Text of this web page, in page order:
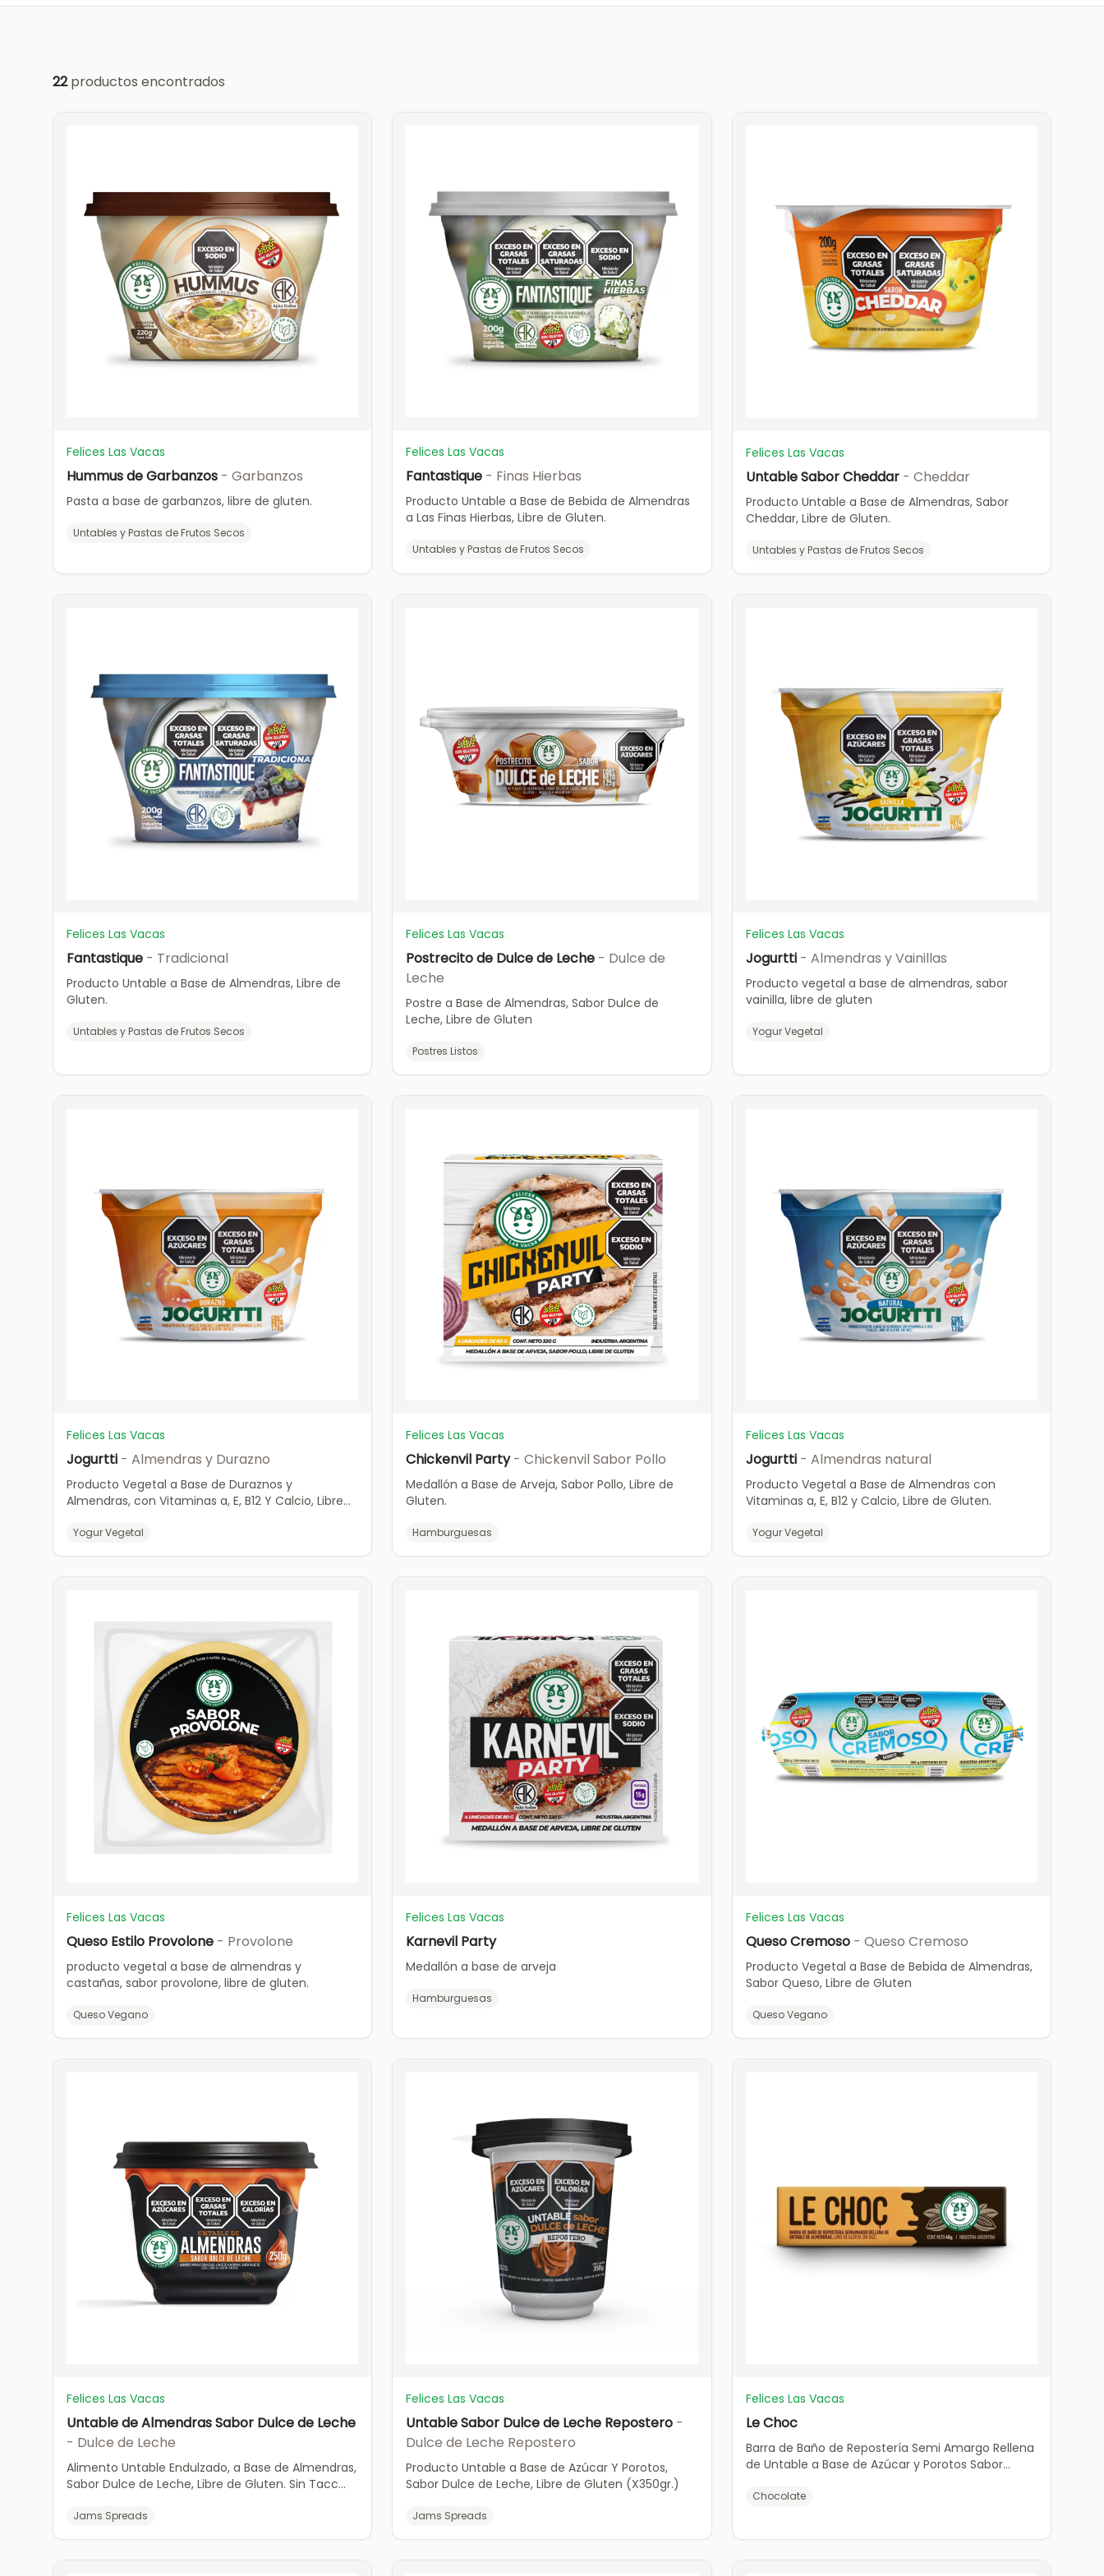
22productos encontrados
Felices Las Vacas
Hummus de Garbanzos - Garbanzos
Pasta a base de garbanzos, libre de gluten.
Untables y Pastas de Frutos Secos
Felices Las Vacas
Fantastique - Finas Hierbas
Producto Untable a Base de Bebida de Almendras
a Las Finas Hierbas, Libre de Gluten.
Untables y Pastas de Frutos Secos
Felices Las Vacas
Untable Sabor Cheddar - Cheddar
Producto Untable a Base de Almendras, Sabor
Cheddar, Libre de Gluten.
Untables y Pastas de Frutos Secos
Felices Las Vacas
Fantastique - Tradicional
Producto Untable a Base de Almendras, Libre de
Gluten.
Untables y Pastas de Frutos Secos
Felices Las Vacas
Postrecito de Dulce de Leche - Dulce de
Leche
Postre a Base de Almendras, Sabor Dulce de
Leche, Libre de Gluten
Postres Listos
Felices Las Vacas
Jogurtti - Almendras y Vainillas
Producto vegetal a base de almendras, sabor
vainilla, libre de gluten
Yogur Vegetal
Felices Las Vacas
Jogurtti - Almendras y Durazno
Producto Vegetal a Base de Duraznos y
Almendras, con Vitaminas a, E, B12 Y Calcio, Libre
Yogur Vegetal
Felices Las Vacas
Chickenvil Party- Chickenvil Sabor Pollo
Medallón a Base de Arveja, Sabor Pollo, Libre de
Gluten.
Hamburguesas
Felices Las Vacas
Jogurtti - Almendras natural
Producto Vegetal a Base de Almendras con
Vitaminas a, E, B12 y Calcio, Libre de Gluten.
Yogur Vegetal
Felices Las Vacas
Queso Estilo Provolone - Provolone
producto vegetal a base de almendras y
castañas, sabor provolone, libre de gluten.
Queso Vegano
Felices Las Vacas
Karnevil Party
Medallón a base de arveja
Hamburguesas
Felices Las Vacas
Queso Cremoso - Queso Cremoso
Producto Vegetal a Base de Bebida de Almendras,
Sabor Queso, Libre de Gluten
Queso Vegano
Felices Las Vacas
Untable de Almendras Sabor Dulce de Leche
- Dulce de Leche
Alimento Untable Endulzado, a Base de Almendras,
Sabor Dulce de Leche, Libre de Gluten. Sin Tacc
Jams Spreads
Felices Las Vacas
Untable Sabor Dulce de Leche Repostero -
Dulce de Leche Repostero
Producto Untable a Base de Azúcar Y Porotos,
Sabor Dulce de Leche, Libre de Gluten (X350gr.)
Jams Spreads
Felices Las Vacas
Le Choc
Barra de Baño de Repostería Semi Amargo Rellena
de Untable a Base de Azúcar y Porotos Sabor
Chocolate